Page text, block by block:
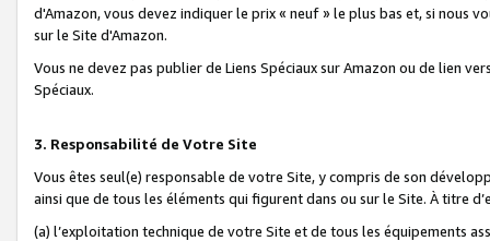
d'Amazon, vous devez indiquer le prix « neuf » le plus bas et, si nous
sur le Site d'Amazon.
Vous ne devez pas publier de Liens Spéciaux sur Amazon ou de lien
Spéciaux.
3. Responsabilité de Votre Site
Vous êtes seul(e) responsable de votre Site, y compris de son
ainsi que de tous les éléments qui figurent dans ou sur le Site. À titre
(a) l’exploitation technique de votre Site et de tous les équipements